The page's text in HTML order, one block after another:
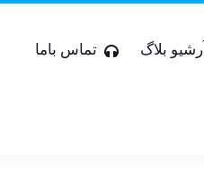
آرشیو بلاگ تماس باما